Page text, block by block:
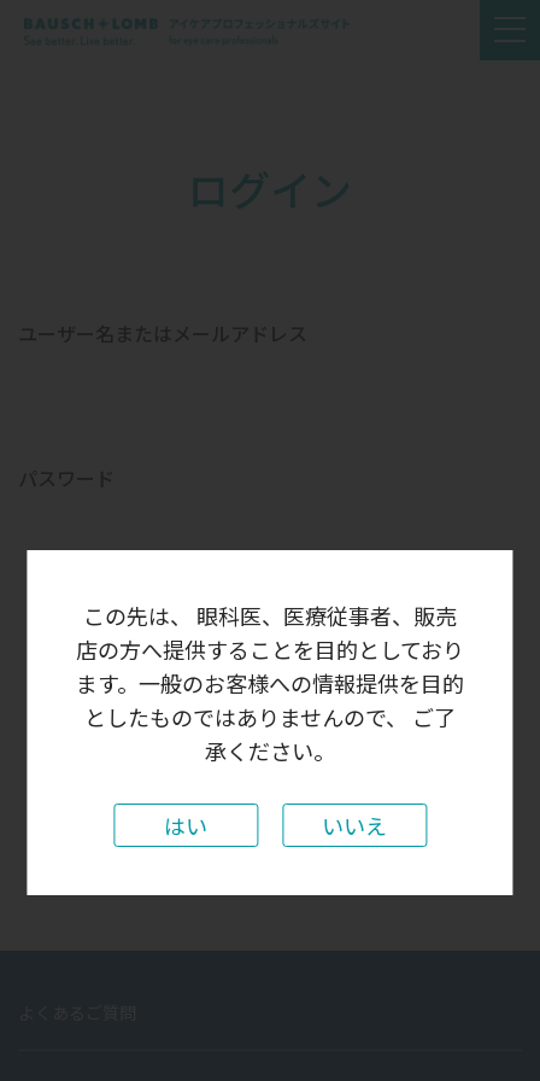
ログイン
ログイン状態を保存する
パスワードをお忘れの場合
はじめての方はこちら新規ユーザー登録
この先は、 眼科医、医療従事者、販売
店の方へ提供することを目的としており
ます。一般のお客様への情報提供を目的
としたものではありませんので、 ご了
承ください。
はい いいえ